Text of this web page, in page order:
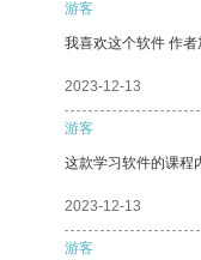
游客
我喜欢这个软件 作者
2023-12-13
游客
这款学习软件的课程
2023-12-13
游客